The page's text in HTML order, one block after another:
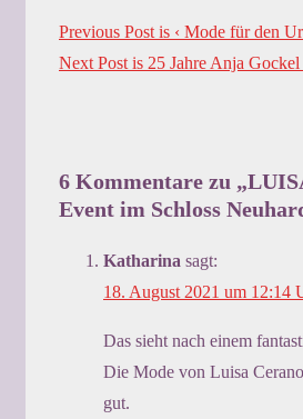
Previous Post is ‹ Mode für den
Next Post is 25 Jahre Anja Gockel
6 Kommentare zu „
Event im Schloss
Katharina sagt:
18. August 2021 um 12:14
Das sieht nach einem
Die Mode von Luisa
gut.